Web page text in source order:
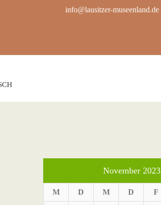
info@lausitzer-museenland.de
November 2023
M D M D F